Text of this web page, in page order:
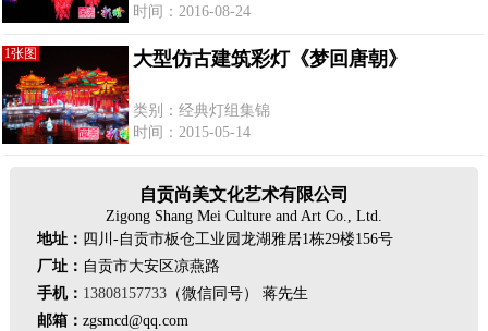
时间：2016-08-24
1张图 大型仿古建筑彩灯《梦回唐朝》
类别：经典灯组集锦
时间：2015-05-14
自贡尚美文化艺术有限公司
Zigong Shang Mei Culture and Art Co., Ltd.
地址： 四川-自贡市板仓工业园龙湖雅居1栋29楼156号
厂址： 自贡市大安区凉燕路
手机： 13808157733（微信同号） 蒋先生
邮箱： zgsmcd@qq.com